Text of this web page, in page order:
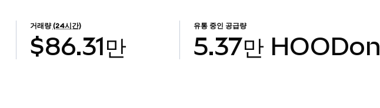
거래량 (24시간)
$86.31만
유통 중인 공급량
5.37만 HOODon